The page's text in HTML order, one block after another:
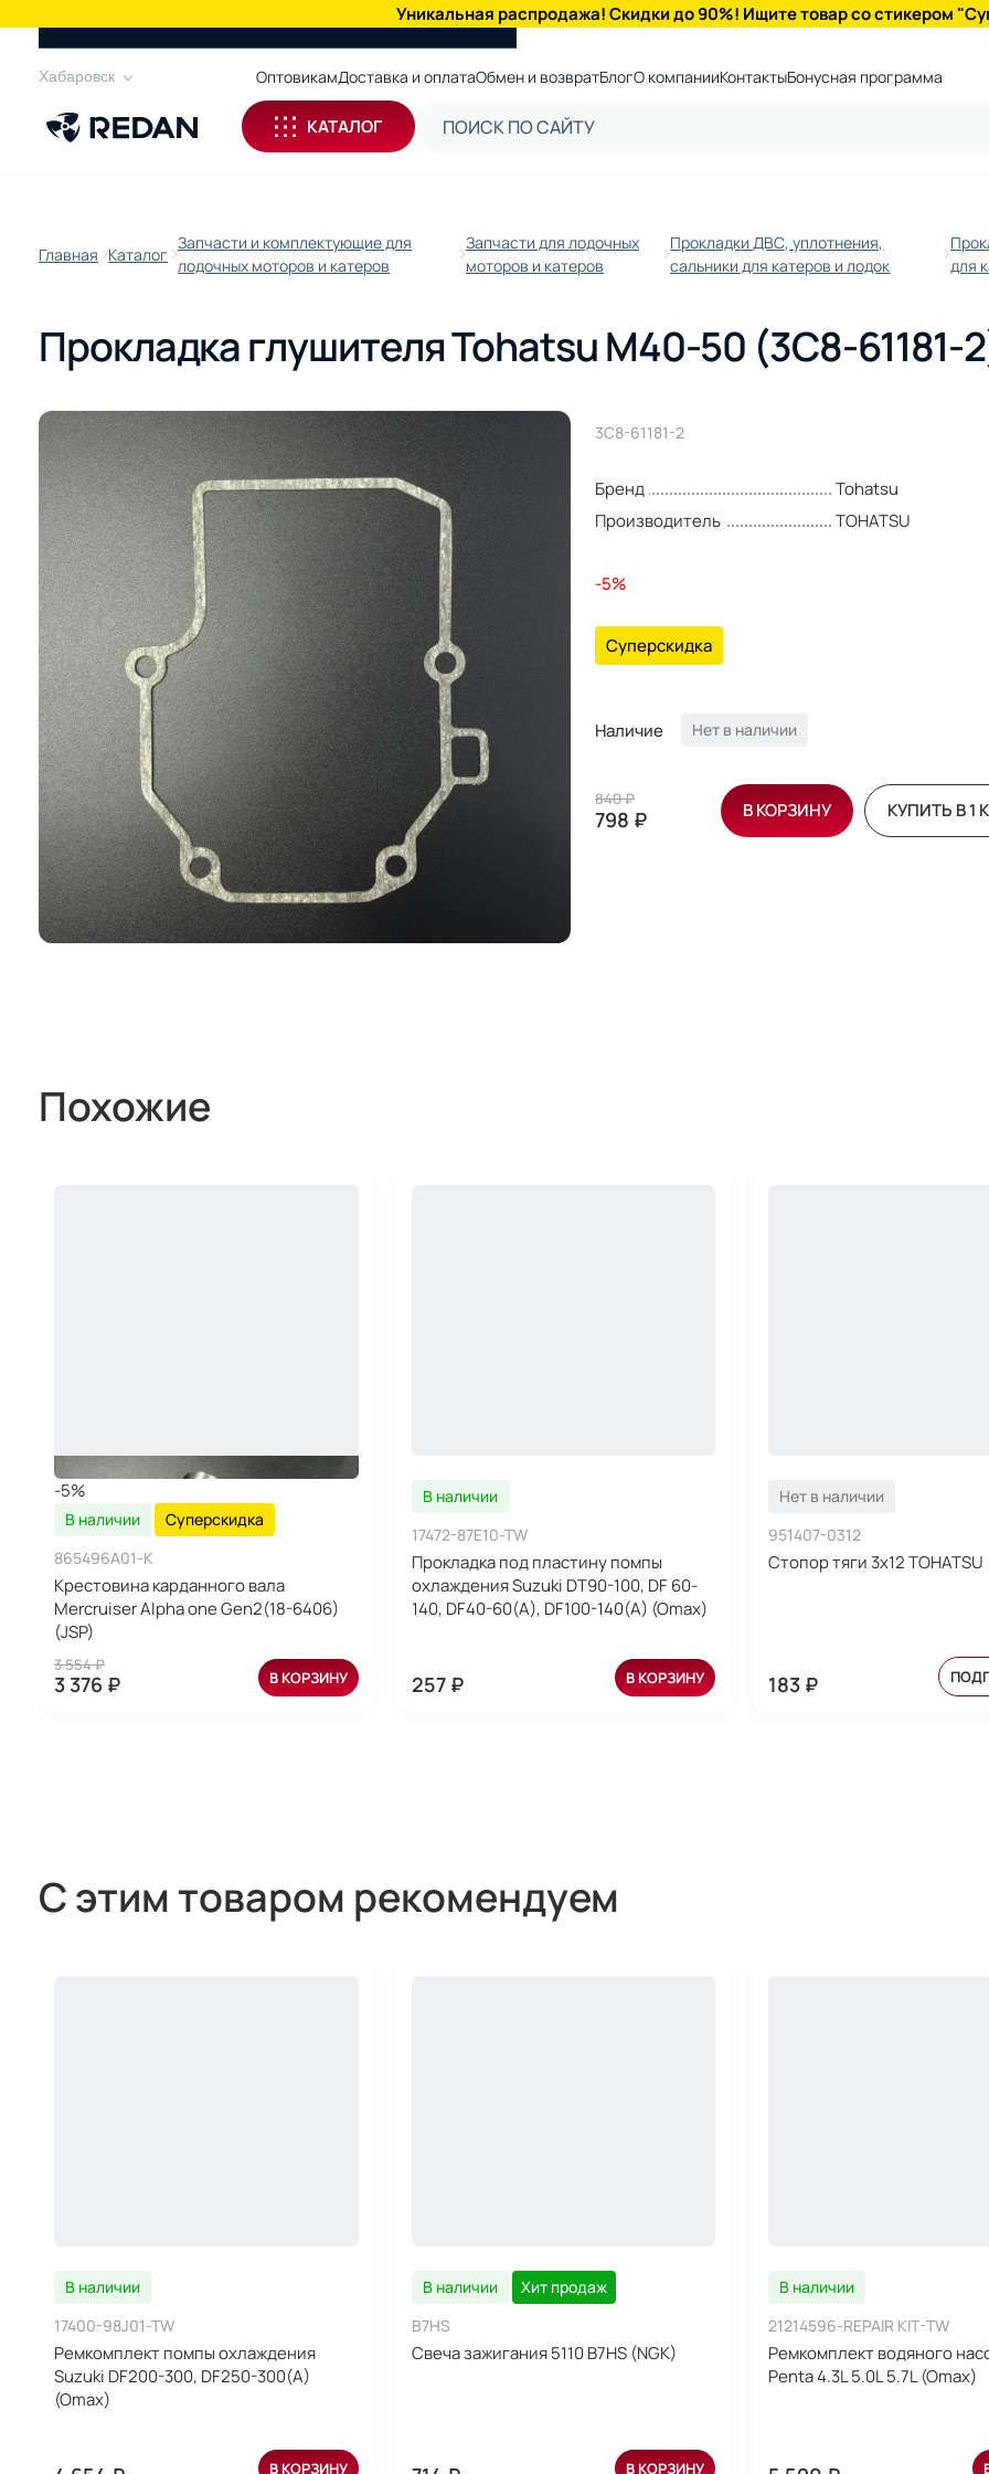
Уникальная распродажа! Скидки до 90%! Ищите товар со стикером
Хабаровск ОптовикамДоставка и оплатаОбмен и возвратБлогО компанииКонтактыБонусная программа
КАТАЛОГ
Главная Каталог
Запчасти и комплектующие для
лодочных моторов и катеров
Запчасти для лодочных
моторов и катеров
Прокладки ДВС, уплотнения,
сальники для катеров и лодок
для
Прокладка глушителя Tohatsu M40-50 (3C8-
3C8-61181-2
Бренд
Tohatsu
Производитель
TOHATSU
-5%
Суперскидка
Наличие Нет в наличии
840 ₽
798 ₽ В КОРЗИНУ КУПИТЬ В 1
Похожие
-5%
В наличии
Суперскидка
865496A01-K
Крестовина карданного вала
Mercruiser Alpha one Gen2(18-6406)
(JSP)
3 554 ₽
3 376 ₽ В КОРЗИНУ
В наличии
17472-87E10-TW
Прокладка под пластину помпы
охлаждения Suzuki DT90-100, DF 60-
140, DF40-60(A), DF100-140(A) (Omax)
257 ₽ В КОРЗИНУ
Нет в наличии
951407-0312
Стопор тяги 3x12
183 ₽
С этим товаром рекомендуем
В наличии
17400-98J01-TW
Ремкомплект помпы охлаждения
Suzuki DF200-300, DF250-300(A)
(Omax)
В КОРЗИНУ
В наличии
Хит продаж
B7HS
Свеча зажигания 5110 B7HS (NGK)
В КОРЗИНУ
В наличии
21214596-REPAIR KIT-TW
Ремкомплект водяного
Penta 4.3L 5.0L 5.7L (Omax)